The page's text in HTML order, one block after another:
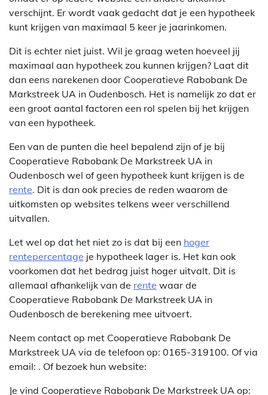
verschijnt. Er wordt vaak gedacht dat je een hypotheek
kunt krijgen van maximaal 5 keer je jaarinkomen.
Dit is echter niet juist. Wil je graag weten hoeveel jij
maximaal aan hypotheek zou kunnen krijgen? Laat dit
dan eens narekenen door Cooperatieve Rabobank De
Markstreek UA in Oudenbosch. Het is namelijk zo dat er
een groot aantal factoren een rol spelen bij het krijgen
van een hypotheek.
Een van de punten die heel bepalend zijn of je bij
Cooperatieve Rabobank De Markstreek UA in
Oudenbosch wel of geen hypotheek kunt krijgen is de
rente. Dit is dan ook precies de reden waarom de
uitkomsten op websites telkens weer verschillend
uitvallen.
Let wel op dat het niet zo is dat bij een hoger
rentepercentage je hypotheek lager is. Het kan ook
voorkomen dat het bedrag juist hoger uitvalt. Dit is
allemaal afhankelijk van de rente waar de
Cooperatieve Rabobank De Markstreek UA in
Oudenbosch de berekening mee uitvoert.
Neem contact op met Cooperatieve Rabobank De
Markstreek UA via de telefoon op: 0165-319100. Of via
email: . Of bezoek hun website:
Je vind Cooperatieve Rabobank De Markstreek UA op: